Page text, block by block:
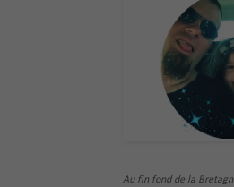
Au fin fond de la